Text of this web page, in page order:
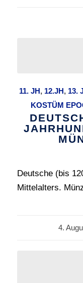
11. JH, 12.JH, 13.
KOSTÜM
Deutsche (bis
Mittelalters.
4. /